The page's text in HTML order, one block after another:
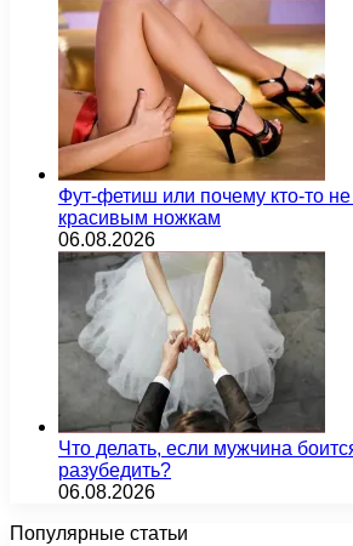
Фут-фетиш или почему кто-то
красивым ножкам
06.08.2026
Что делать, если мужчина
разубедить?
06.08.2026
Популярные статьи